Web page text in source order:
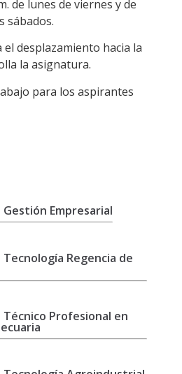
de lunes de viernes y de
sábados.
desplazamiento hacia la
la asignatura.
para los aspirantes
Empresarial
Regencia de
Profesional en